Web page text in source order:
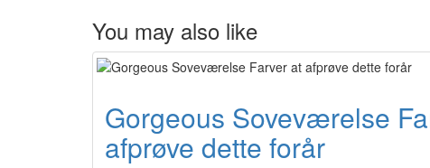
You may also like
Gorgeous Soveværelse
afprøve dette forår